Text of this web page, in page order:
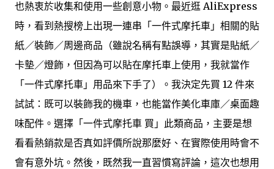
也熱衷於收集和使用一些創意小物。最近逛 AliExpress
時，看到熱搜榜上出現一連串「一件式摩托車」相關的貼
紙／裝飾／周邊商品（雖說名稱有點誤導，其實是貼紙／
卡墊／燈飾，但因為可以貼在摩托車上使用，我就當作
「一件式摩托車」用品來下手了）。我決定先買 12 件來
試試：既可以裝飾我的機車，也能當作美化車庫／桌面趣
味配件。選擇「一件式摩托車 買」此類商品，主要是想
看看熱銷款是否真如評價所說那麼好、在實際使用時會不
會有意外坑。然後，既然我一直習慣寫評論，這次也想用